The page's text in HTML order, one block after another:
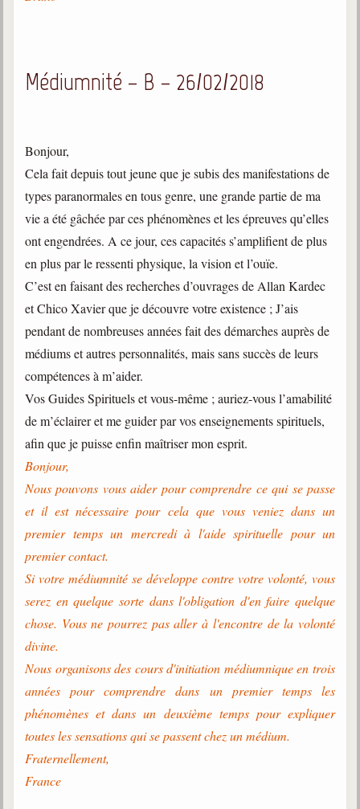
Médiumnité – B – 26/02/2018
Bonjour,
Cela fait depuis tout jeune que je subis des manifestations de
types paranormales en tous genre, une grande partie de ma
vie a été gâchée par ces phénomènes et les épreuves qu’elles
ont engendrées. A ce jour, ces capacités s’amplifient de plus
en plus par le ressenti physique, la vision et l’ouïe.
C’est en faisant des recherches d’ouvrages de Allan Kardec
et Chico Xavier que je découvre votre existence ; J’ais
pendant de nombreuses années fait des démarches auprès de
médiums et autres personnalités, mais sans succès de leurs
compétences à m’aider.
Vos Guides Spirituels et vous-même ; auriez-vous l’amabilité
de m’éclairer et me guider par vos enseignements spirituels,
afin que je puisse enfin maîtriser mon esprit.
Bonjour,
Nous pouvons vous aider pour comprendre ce qui se passe
et il est nécessaire pour cela que vous veniez dans un
premier temps un mercredi à l'aide spirituelle pour un
premier contact.
Si votre médiumnité se développe contre votre volonté, vous
serez en quelque sorte dans l'obligation d'en faire quelque
chose. Vous ne pourrez pas aller à l'encontre de la volonté
divine.
Nous organisons des cours d'initiation médiumnique en trois
années pour comprendre dans un premier temps les
phénomènes et dans un deuxième temps pour expliquer
toutes les sensations qui se passent chez un médium.
Fraternellement,
France